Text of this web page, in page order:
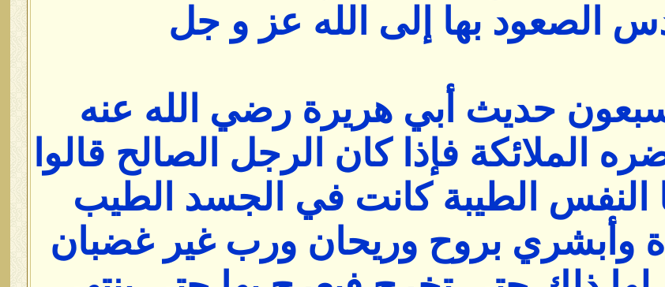
الصعود بها إلى الله عز و جل
حديث أبي هريرة رضي الله عنه
الملائكة فإذا كان الرجل الصالح قالوا
النفس الطيبة كانت في الجسد الطيب
وأبشري بروح وريحان ورب غير غضبان